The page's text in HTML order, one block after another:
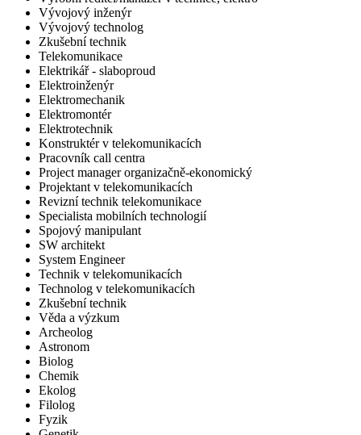
Vývojový inženýr
Vývojový technolog
Zkušební technik
Telekomunikace
Elektrikář - slaboproud
Elektroinženýr
Elektromechanik
Elektromontér
Elektrotechnik
Konstruktér v telekomunikacích
Pracovník call centra
Project manager organizačně-ekonomický
Projektant v telekomunikacích
Revizní technik telekomunikace
Specialista mobilních technologií
Spojový manipulant
SW architekt
System Engineer
Technik v telekomunikacích
Technolog v telekomunikacích
Zkušební technik
Věda a výzkum
Archeolog
Astronom
Biolog
Chemik
Ekolog
Filolog
Fyzik